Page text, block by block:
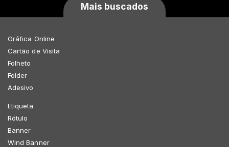
Mais buscados
Gráfica Online
Cartão de Visita
Folheto
Folder
Adesivo
Etiqueta
Rótulo
Banner
Wind Banner